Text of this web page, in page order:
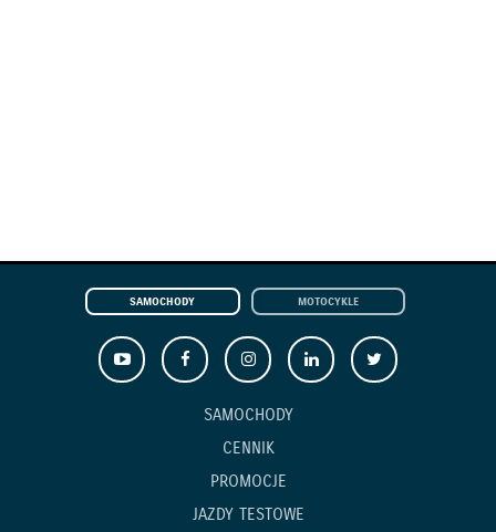
SAMOCHODY MOTOCYKLE
SAMOCHODY
CENNIK
PROMOCJE
JAZDY TESTOWE